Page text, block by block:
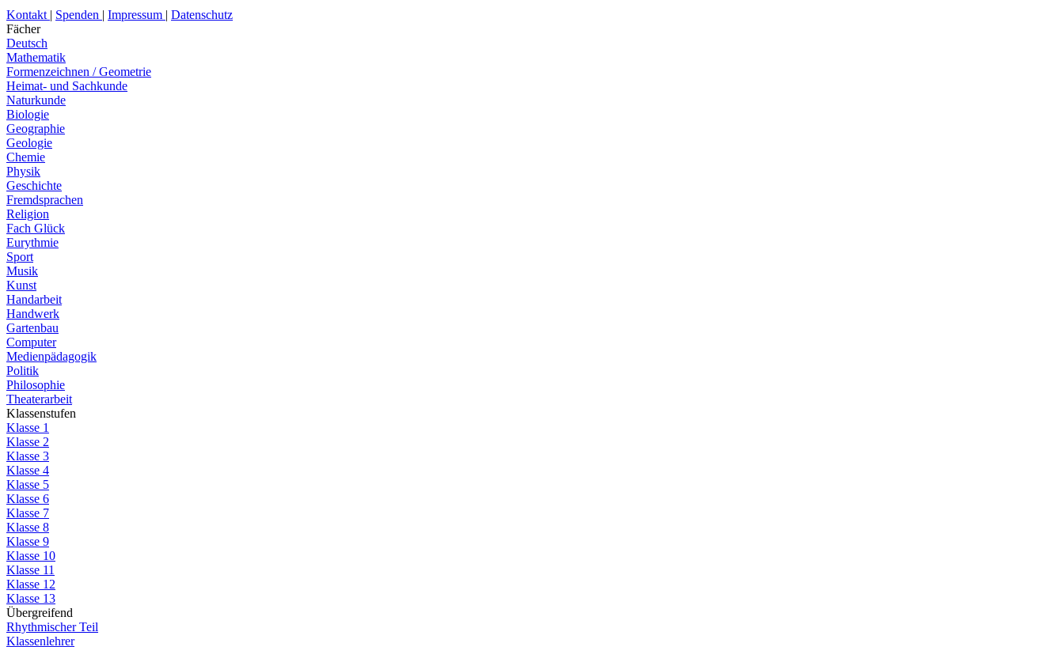
Kontakt | Spenden | Impressum | Datenschutz
Fächer
Deutsch
Mathematik
Formenzeichnen / Geometrie
Heimat- und Sachkunde
Naturkunde
Biologie
Geographie
Geologie
Chemie
Physik
Geschichte
Fremdsprachen
Religion
Fach Glück
Eurythmie
Sport
Musik
Kunst
Handarbeit
Handwerk
Gartenbau
Computer
Medienpädagogik
Politik
Philosophie
Theaterarbeit
Klassenstufen
Klasse 1
Klasse 2
Klasse 3
Klasse 4
Klasse 5
Klasse 6
Klasse 7
Klasse 8
Klasse 9
Klasse 10
Klasse 11
Klasse 12
Klasse 13
Übergreifend
Rhythmischer Teil
Klassenlehrer